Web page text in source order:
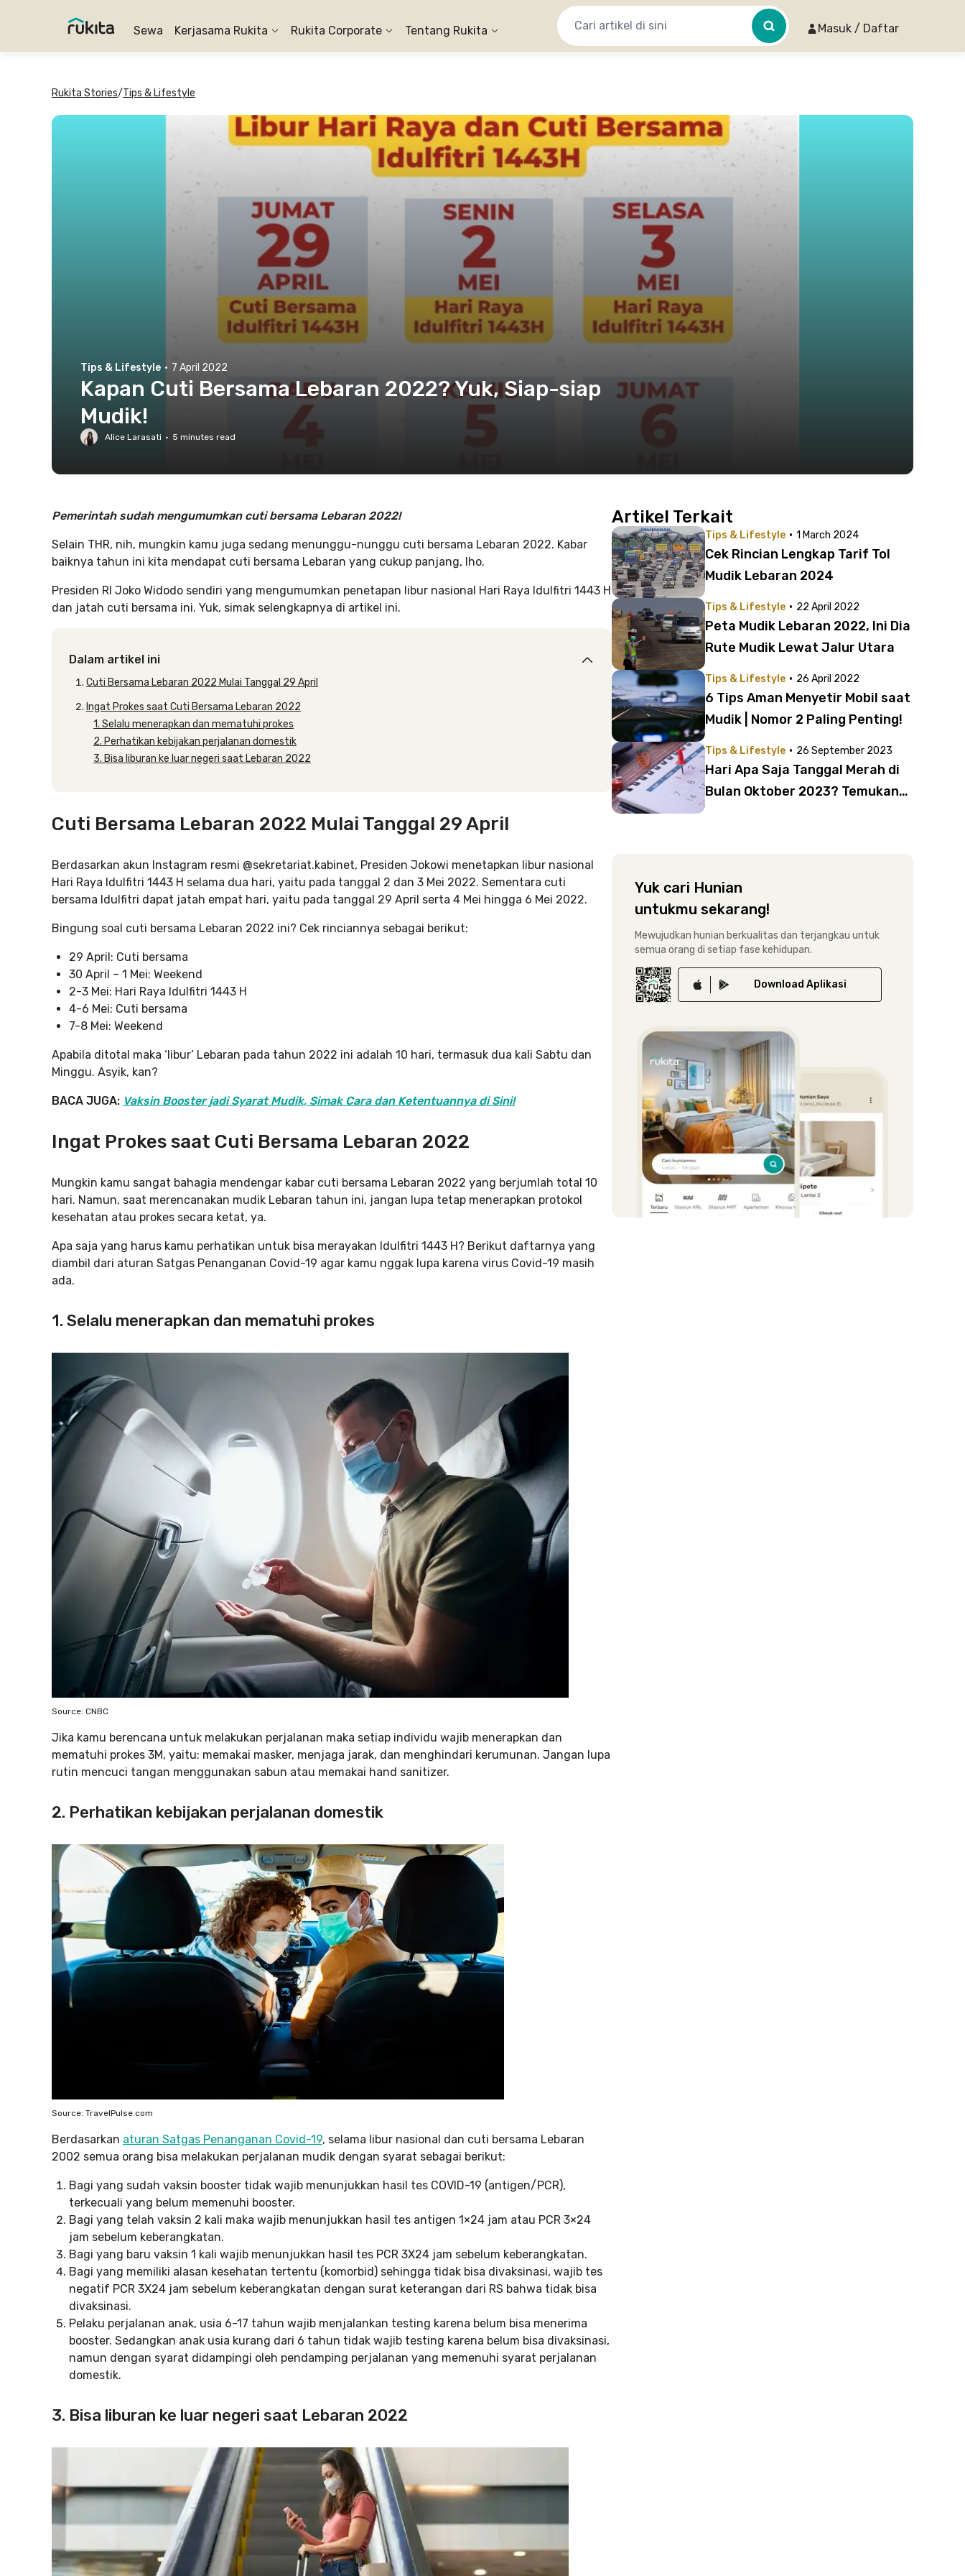
Sewa Kerjasama Rukita Rukita Corporate Tentang Rukita Masuk / Daftar
Rukita Stories/Tips & Lifestyle
Tips & Lifestyle · 7 April 2022
Kapan Cuti Bersama Lebaran 2022? Yuk, Siap-siap
Mudik!
Alice Larasati · 5 minutes read
Pemerintah sudah mengumumkan cuti bersama Lebaran 2022!
Selain THR, nih, mungkin kamu juga sedang menunggu-nunggu cuti bersama Lebaran 2022. Kabar
baiknya tahun ini kita mendapat cuti bersama Lebaran yang cukup panjang, lho.
Presiden RI Joko Widodo sendiri yang mengumumkan penetapan libur nasional Hari Raya Idulfitri 1443 H
dan jatah cuti bersama ini. Yuk, simak selengkapnya di artikel ini.
Dalam artikel ini
Cuti Bersama Lebaran 2022 Mulai Tanggal 29 April
Ingat Prokes saat Cuti Bersama Lebaran 2022
1. Selalu menerapkan dan mematuhi prokes
2. Perhatikan kebijakan perjalanan domestik
3. Bisa liburan ke luar negeri saat Lebaran 2022
Cuti Bersama Lebaran 2022 Mulai Tanggal 29 April
Berdasarkan akun Instagram resmi @sekretariat.kabinet, Presiden Jokowi menetapkan libur nasional
Hari Raya Idulfitri 1443 H selama dua hari, yaitu pada tanggal 2 dan 3 Mei 2022. Sementara cuti
bersama Idulfitri dapat jatah empat hari, yaitu pada tanggal 29 April serta 4 Mei hingga 6 Mei 2022.
Bingung soal cuti bersama Lebaran 2022 ini? Cek rinciannya sebagai berikut:
29 April: Cuti bersama
30 April – 1 Mei: Weekend
2-3 Mei: Hari Raya Idulfitri 1443 H
4-6 Mei: Cuti bersama
7-8 Mei: Weekend
Apabila ditotal maka ‘libur’ Lebaran pada tahun 2022 ini adalah 10 hari, termasuk dua kali Sabtu dan
Minggu. Asyik, kan?
BACA JUGA: Vaksin Booster jadi Syarat Mudik, Simak Cara dan Ketentuannya di Sini!
Ingat Prokes saat Cuti Bersama Lebaran 2022
Mungkin kamu sangat bahagia mendengar kabar cuti bersama Lebaran 2022 yang berjumlah total 10
hari. Namun, saat merencanakan mudik Lebaran tahun ini, jangan lupa tetap menerapkan protokol
kesehatan atau prokes secara ketat, ya.
Apa saja yang harus kamu perhatikan untuk bisa merayakan Idulfitri 1443 H? Berikut daftarnya yang
diambil dari aturan Satgas Penanganan Covid-19 agar kamu nggak lupa karena virus Covid-19 masih
ada.
1. Selalu menerapkan dan mematuhi prokes
Source: CNBC
Jika kamu berencana untuk melakukan perjalanan maka setiap individu wajib menerapkan dan
mematuhi prokes 3M, yaitu: memakai masker, menjaga jarak, dan menghindari kerumunan. Jangan lupa
rutin mencuci tangan menggunakan sabun atau memakai hand sanitizer.
2. Perhatikan kebijakan perjalanan domestik
Source: TravelPulse.com
Berdasarkan aturan Satgas Penanganan Covid-19, selama libur nasional dan cuti bersama Lebaran
2002 semua orang bisa melakukan perjalanan mudik dengan syarat sebagai berikut:
Bagi yang sudah vaksin booster tidak wajib menunjukkan hasil tes COVID-19 (antigen/PCR),
terkecuali yang belum memenuhi booster.
Bagi yang telah vaksin 2 kali maka wajib menunjukkan hasil tes antigen 1×24 jam atau PCR 3×24
jam sebelum keberangkatan.
Bagi yang baru vaksin 1 kali wajib menunjukkan hasil tes PCR 3X24 jam sebelum keberangkatan.
Bagi yang memiliki alasan kesehatan tertentu (komorbid) sehingga tidak bisa divaksinasi, wajib tes
negatif PCR 3X24 jam sebelum keberangkatan dengan surat keterangan dari RS bahwa tidak bisa
divaksinasi.
Pelaku perjalanan anak, usia 6-17 tahun wajib menjalankan testing karena belum bisa menerima
booster. Sedangkan anak usia kurang dari 6 tahun tidak wajib testing karena belum bisa divaksinasi,
namun dengan syarat didampingi oleh pendamping perjalanan yang memenuhi syarat perjalanan
domestik.
3. Bisa liburan ke luar negeri saat Lebaran 2022
Artikel Terkait
Tips & Lifestyle · 1 March 2024
Cek Rincian Lengkap Tarif Tol
Mudik Lebaran 2024
Tips & Lifestyle · 22 April 2022
Peta Mudik Lebaran 2022, Ini Dia
Rute Mudik Lewat Jalur Utara
Tips & Lifestyle · 26 April 2022
6 Tips Aman Menyetir Mobil saat
Mudik | Nomor 2 Paling Penting!
Tips & Lifestyle · 26 September 2023
Hari Apa Saja Tanggal Merah di
Bulan Oktober 2023? Temukan
Yuk cari Hunian
untukmu sekarang!
Mewujudkan hunian berkualitas dan terjangkau untuk
semua orang di setiap fase kehidupan.
Download Aplikasi